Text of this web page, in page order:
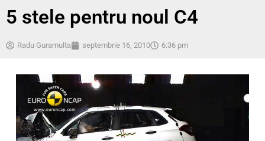
5 stele pentru noul C4
Radu Guramulta septembrie 16, 2010 6:36 pm